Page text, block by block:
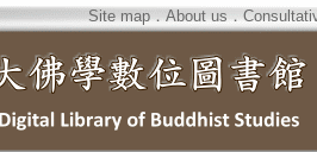
Site map．About us．